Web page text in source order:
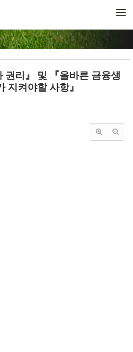
권리』 및 『올바른 금융생
지켜야할 사항』